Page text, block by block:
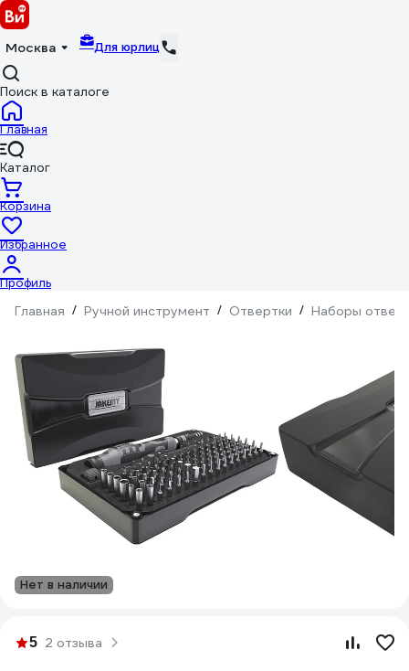
Москва Для юрлиц
Поиск в каталоге
Главная
Каталог
Корзина
Избранное
Профиль
Главная / Ручной инструмент / Отвертки / Наборы
Нет в наличии
5 2 отзыва